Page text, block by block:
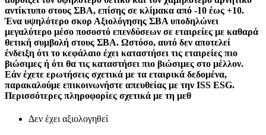
αντίκτυπο στους ΣΒΑ, επίσης σε κλίμακα από -10 έως +10.
Ένα υψηλότερο σκορ Αξιολόγησης ΣΒΑ υποδηλώνει
μεγαλύτερο μέσο ποσοστό επενδύσεων σε εταιρείες με καθαρά
θετική συμβολή στους ΣΒΑ. Ωστόσο, αυτό δεν αποτελεί
ένδειξη ότι το κεφάλαιο έχει καταστήσει τις εταιρείες πιο
βιώσιμες ή ότι θα τις καταστήσει πιο βιώσιμες στο μέλλον.
Εάν έχετε ερωτήσεις σχετικά με τα εταιρικά δεδομένα,
παρακαλούμε επικοινωνήστε απευθείας με την ISS ESG.
Περισσότερες πληροφορίες σχετικά με τη μεθ
Δεν έχει αξιολογηθεί